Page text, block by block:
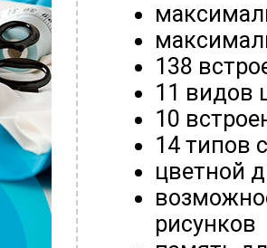
138
11 видов
10
14 типов
цветной
рисунков